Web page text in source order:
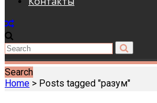
Search
Home > Posts tagged "разум"